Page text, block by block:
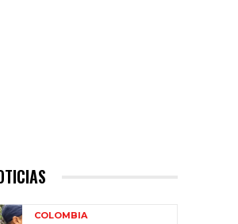
COLOMBIA